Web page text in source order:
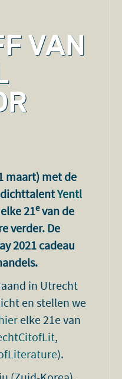
VAN
maart) met de
Yentl
21evan de
verder. De
2021 cadeau
in Utrecht
en stellen we
elke 21e van
,
).